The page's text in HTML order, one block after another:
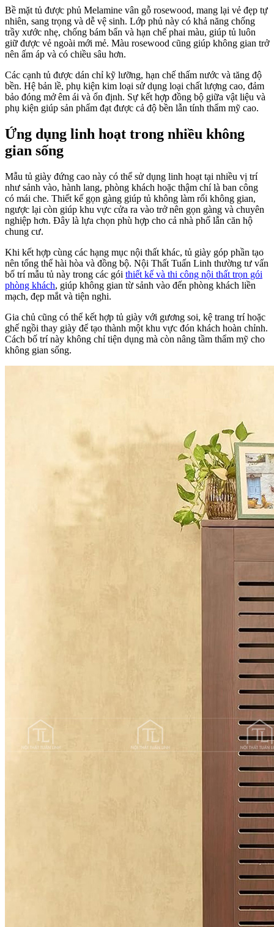
Bề mặt tủ được phủ Melamine vân gỗ rosewood, mang lại vẻ đẹp tự
nhiên, sang trọng và dễ vệ sinh. Lớp phủ này có khả năng chống
trầy xước nhẹ, chống bám bẩn và hạn chế phai màu, giúp tủ luôn
giữ được vẻ ngoài mới mẻ. Màu rosewood cũng giúp không gian trở
nên ấm áp và có chiều sâu hơn.
Các cạnh tủ được dán chỉ kỹ lưỡng, hạn chế thấm nước và tăng độ
bền. Hệ bản lề, phụ kiện kim loại sử dụng loại chất lượng cao, đảm
bảo đóng mở êm ái và ổn định. Sự kết hợp đồng bộ giữa vật liệu và
phụ kiện giúp sản phẩm đạt được cả độ bền lẫn tính thẩm mỹ cao.
Ứng dụng linh hoạt trong nhiều không
gian sống
Mẫu tủ giày đứng cao này có thể sử dụng linh hoạt tại nhiều vị trí
như sảnh vào, hành lang, phòng khách hoặc thậm chí là ban công
có mái che. Thiết kế gọn gàng giúp tủ không làm rối không gian,
ngược lại còn giúp khu vực cửa ra vào trở nên gọn gàng và chuyên
nghiệp hơn. Đây là lựa chọn phù hợp cho cả nhà phố lẫn căn hộ
chung cư.
Khi kết hợp cùng các hạng mục nội thất khác, tủ giày góp phần tạo
nên tổng thể hài hòa và đồng bộ. Nội Thất Tuấn Linh thường tư vấn
bố trí mẫu tủ này trong các gói thiết kế và thi công nội thất trọn gói
phòng khách, giúp không gian từ sảnh vào đến phòng khách liền
mạch, đẹp mắt và tiện nghi.
Gia chủ cũng có thể kết hợp tủ giày với gương soi, kệ trang trí hoặc
ghế ngồi thay giày để tạo thành một khu vực đón khách hoàn chỉnh.
Cách bố trí này không chỉ tiện dụng mà còn nâng tầm thẩm mỹ cho
không gian sống.